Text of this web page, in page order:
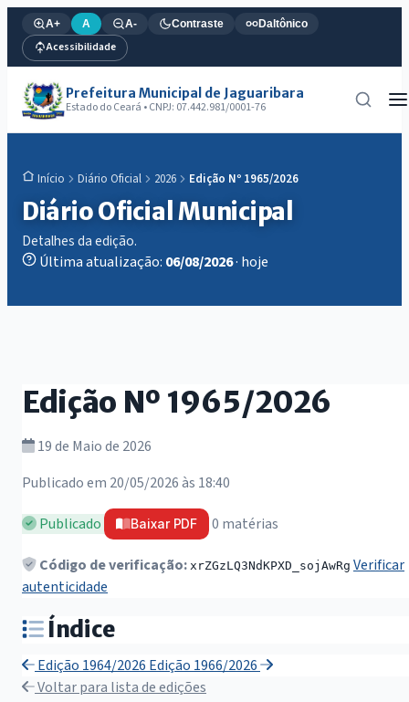
A+ A A- Contraste Daltônico
Acessibilidade
Prefeitura Municipal de Jaguaribara
Estado do Ceará • CNPJ: 07.442.981/0001-76
Início Diário Oficial 2026 Edição Nº 1965/2026
Diário Oficial Municipal
Detalhes da edição.
Última atualização: 06/08/2026· hoje
Edição Nº 1965/2026
19 de Maio de 2026
Publicado em 20/05/2026 às 18:40
Publicado Baixar PDF 0 matérias
Código de verificação: xrZGzLQ3NdKPXD_sojAwRg Verificar
autenticidade
Índice
Edição 1964/2026 Edição 1966/2026
Voltar para lista de edições